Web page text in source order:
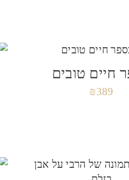
חיים טובים
₪389